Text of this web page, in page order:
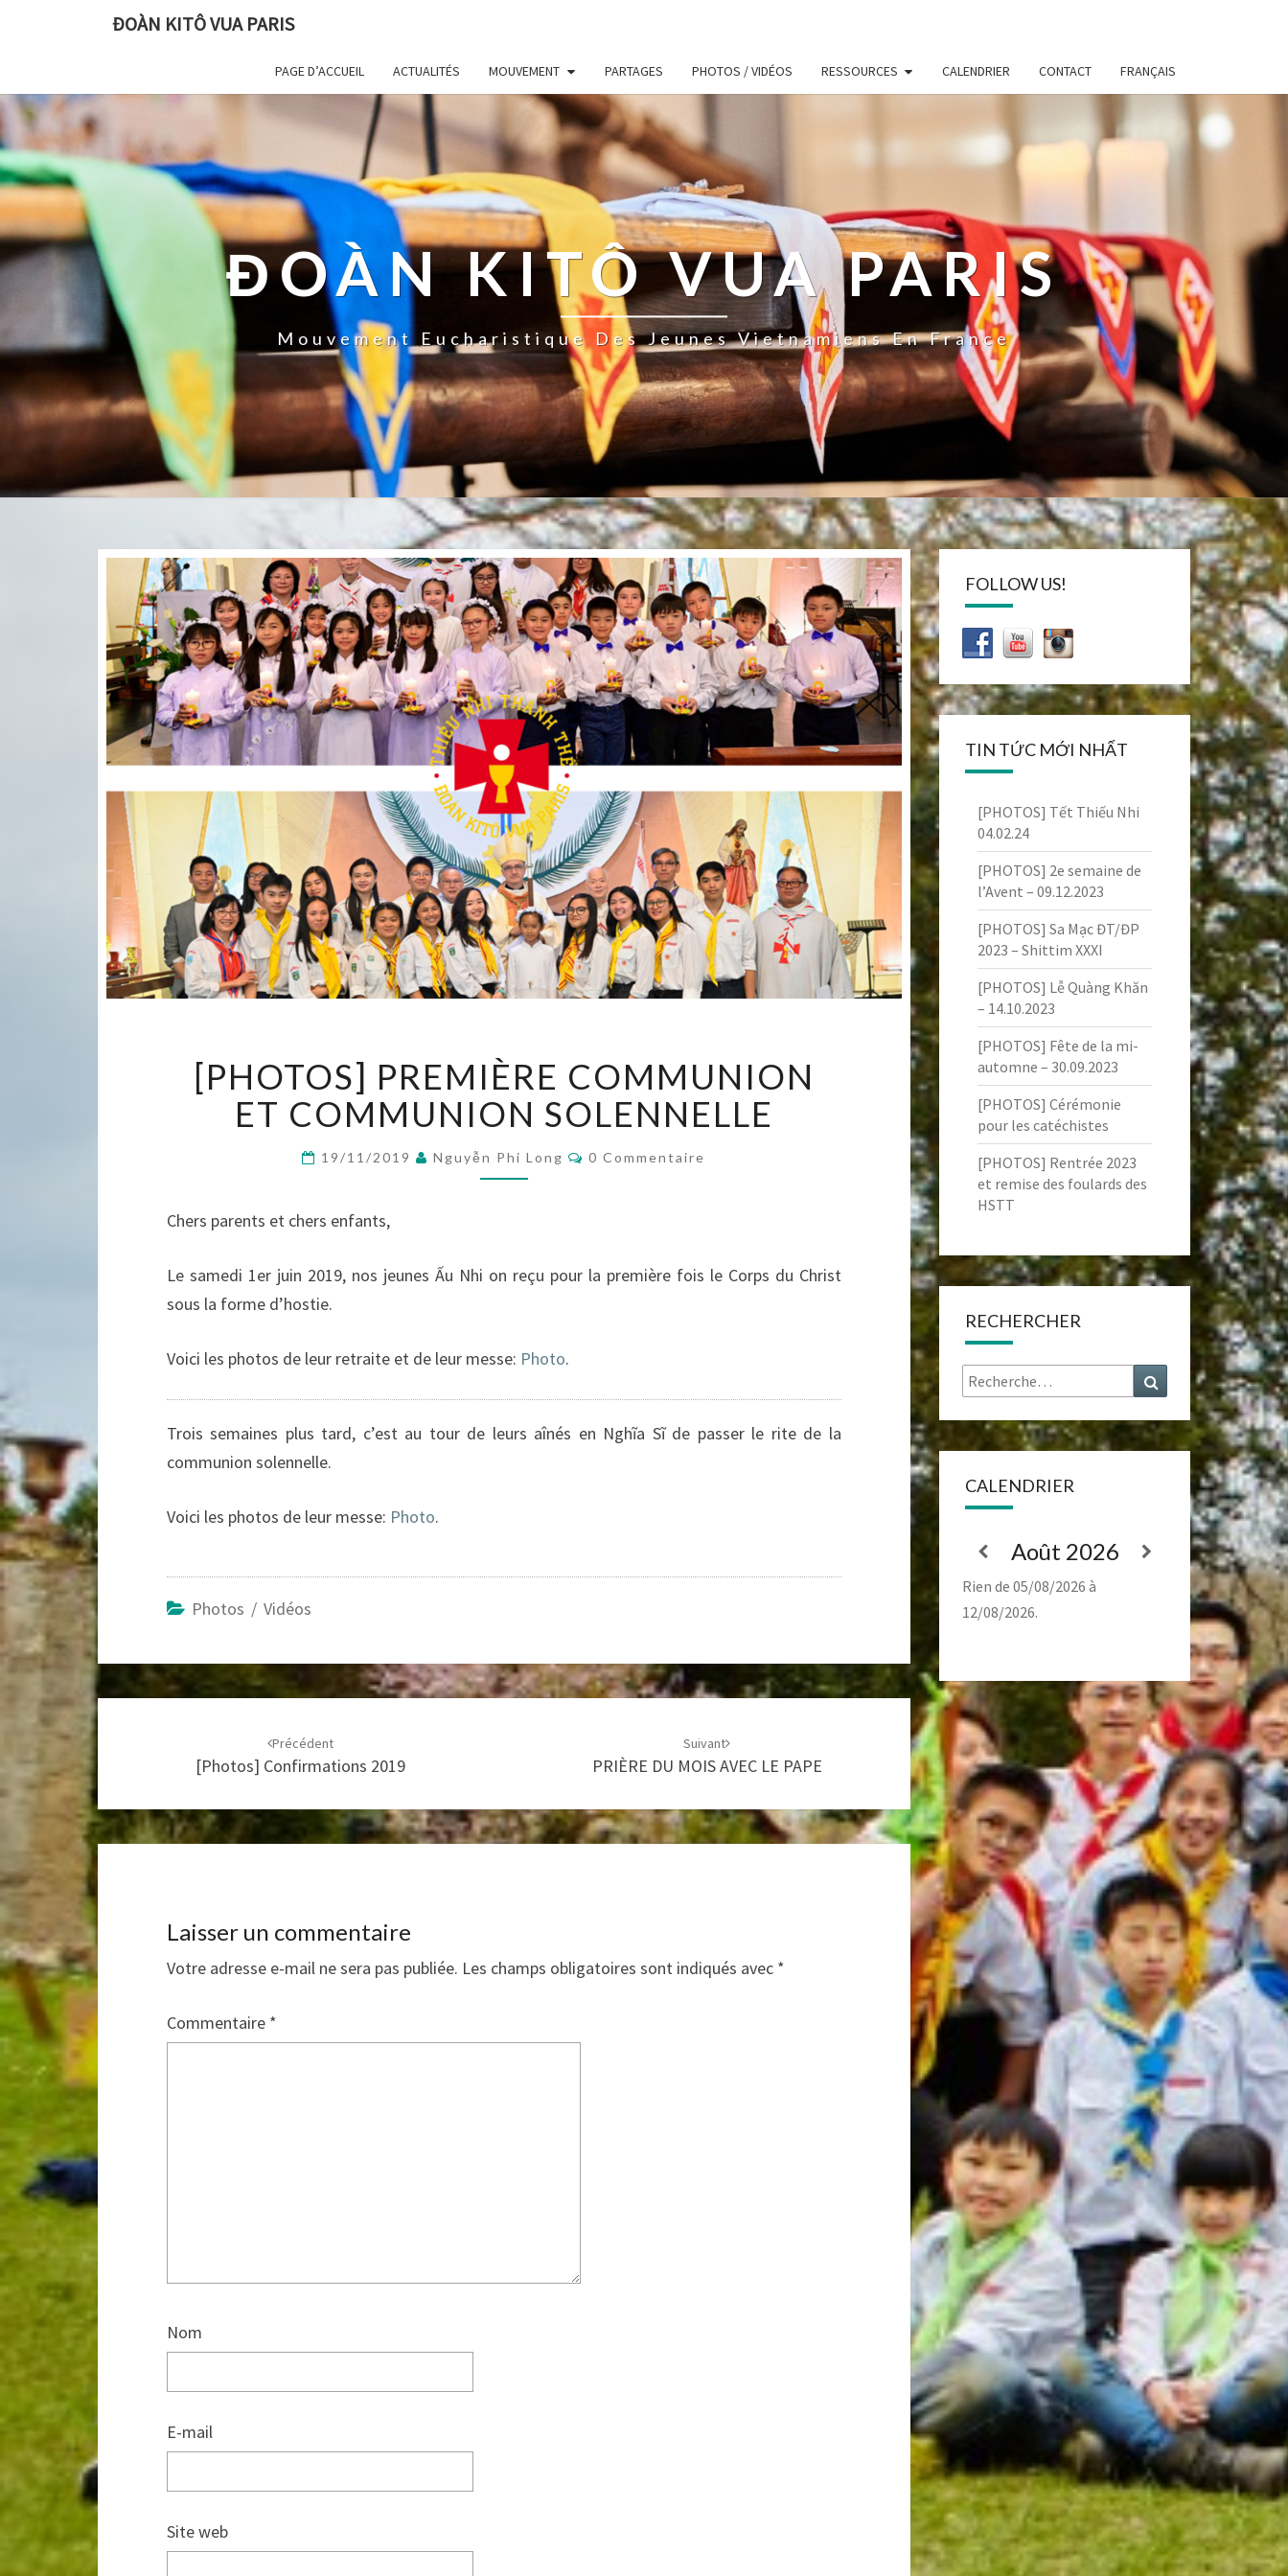
ĐOÀN KITÔ VUA PARIS
PAGE D’ACCUEIL ACTUALITÉS MOUVEMENT PARTAGES PHOTOS / VIDÉOS RESSOURCES CALENDRIER CONTACT FRANÇAIS
ĐOÀN KITÔ VUA PARIS
Mouvement Eucharistique Des Jeunes Vietnamiens En France
PREMIÈRE
COMMUNION
ET
SOLENNELLE
[PHOTOS] PREMIÈRE COMMUNION
ET COMMUNION SOLENNELLE
19/11/2019 Nguyễn Phi Long Commentaires
0 Commentaire
Chers parents et chers enfants,
Le samedi 1er juin 2019, nos jeunes Ấu Nhi on reçu pour la première fois le Corps du Christ
sous la forme d’hostie.
Voici les photos de leur retraite et de leur messe: Photo.
Trois semaines plus tard, c’est au tour de leurs aînés en Nghĩa Sĩ de passer le rite de la
communion solennelle.
Voici les photos de leur messe: Photo.
Photos / Vidéos
Navigation
Précédent
[Photos] Confirmations 2019
Suivant
PRIÈRE DU MOIS AVEC LE PAPE
Laisser un commentaire
Votre adresse e-mail ne sera pas publiée. Les champs obligatoires sont indiqués avec *
Commentaire *
Nom
E-mail
Site web
FOLLOW US!
TIN TỨC MỚI NHẤT
[PHOTOS] Tết Thiếu Nhi
04.02.24
[PHOTOS] 2e semaine de
l’Avent – 09.12.2023
[PHOTOS] Sa Mạc ĐT/ĐP
2023 – Shittim XXXI
[PHOTOS] Lễ Quàng Khăn
– 14.10.2023
[PHOTOS] Fête de la mi-
automne – 30.09.2023
[PHOTOS] Cérémonie
pour les catéchistes
[PHOTOS] Rentrée 2023
et remise des foulards des
HSTT
RECHERCHER
Rechercher : Recherche
CALENDRIER
Août 2026
Rien de 05/08/2026 à
12/08/2026.